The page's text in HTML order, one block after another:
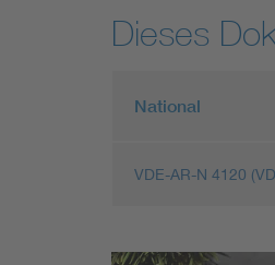
Dieses
National
VDE-AR-N 4120